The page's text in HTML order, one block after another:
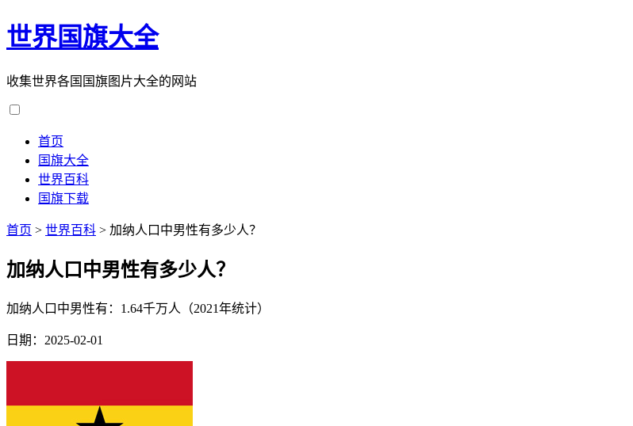
世界国旗大全
收集世界各国国旗图片大全的网站
首页
国旗大全
世界百科
国旗下载
首页 > 世界百科 > 加纳人口中男性有多少人？
加纳人口中男性有多少人？
加纳人口中男性有：1.64千万人（2021年统计）
日期：2025-02-01